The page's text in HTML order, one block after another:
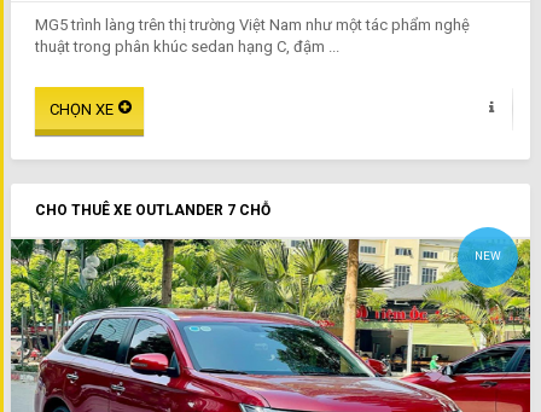
MG5 trình làng trên thị trường Việt Nam như một tác phẩm nghệ
thuật trong phân khúc sedan hạng C, đậm ...
CHO THUÊ XE OUTLANDER 7 CHỖ
NEW